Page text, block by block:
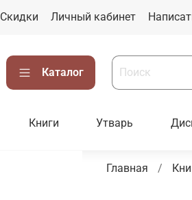
Скидки Личный кабинет
Каталог
Книги Утварь
Главная